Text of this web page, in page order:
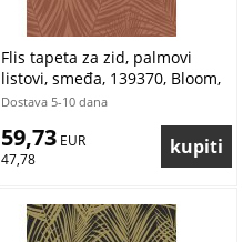
Flis tapeta za zid, palmovi
listovi, smeđa, 139370, Bloom,
Esta Home
Dostava 5-10 dana
59,73 EUR
47,78